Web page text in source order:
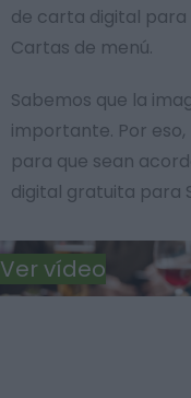
de carta digital
Cartas de menú.
Sabemos que la
importante. Por
para que sean
digital gratuita para
Ver vídeo